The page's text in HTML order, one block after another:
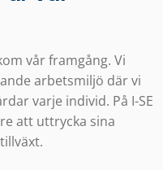
vår framgång. Vi
arbetsmiljö där vi
varje individ. På I-SE
att uttrycka sina